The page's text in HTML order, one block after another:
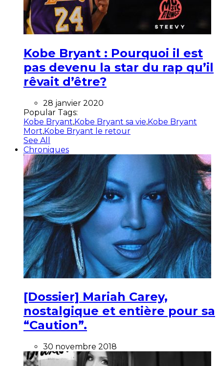
Kobe Bryant : Pourquoi il est
pas devenu la star du rap qu’il
rêvait d’être?
28 janvier 2020
Popular Tags:
Kobe Bryant,Kobe Bryant sa vie,Kobe Bryant
Mort,Kobe Bryant le retour
See All
Chroniques
[Dossier] Mariah Carey,
nostalgique et entière pour sa
“Caution”.
30 novembre 2018